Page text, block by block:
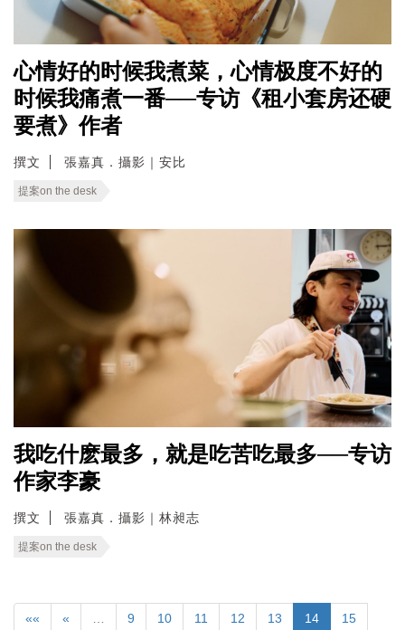
心情好的时候我煮菜，心情极度不好的
时候我痛煮一番──专访《租小套房还硬
要煮》作者
撰文 張嘉真．攝影｜安比
提案on the desk
我吃什麽最多，就是吃苦吃最多──专访
作家李豪
撰文 張嘉真．攝影｜林昶志
提案on the desk
«« « 9 10 11 12 13 14 15